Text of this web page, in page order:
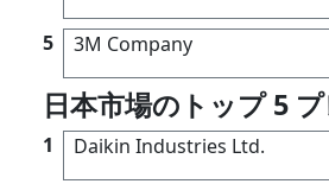
5 3M Company
日本市場のトップ 5
1 Daikin Industries Ltd.